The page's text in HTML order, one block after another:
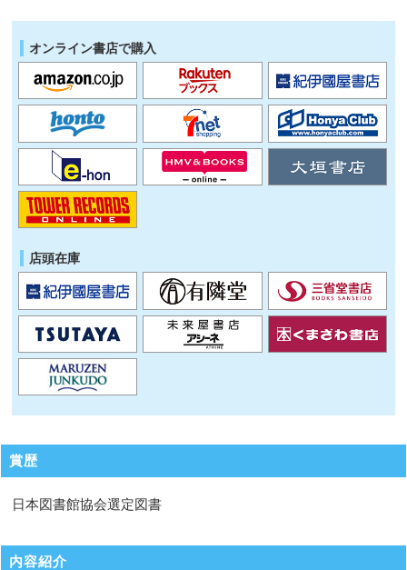
オンライン書店で購入
店頭在庫
賞歴
日本図書館協会選定図書
内容紹介